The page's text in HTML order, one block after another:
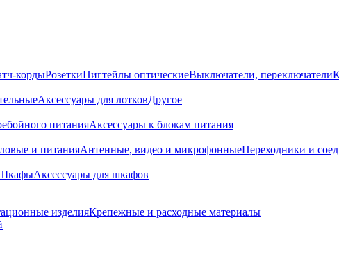
кордыРозеткиПигтейлы оптическиеВыключатели, переключатели
Аксессуары для лотковДругое
питанияАксессуары к блокам питания
и питанияАнтенные, видео и микрофонныеПереходники и
Аксессуары для шкафов
изделияКрепежные и расходные материалы